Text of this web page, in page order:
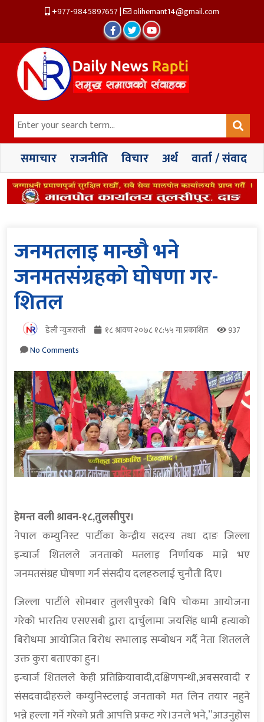
+977-9845897657| olihemant14@gmail.com
समाचार राजनीति विचार अर्थ वार्ता / संवाद
जनमतलाइ मान्छौ भने
जनमतसंग्रहको घोषणा गर-
शितल
डेली न्युजराप्ती १८ श्रावण २०७८ १८:५५ मा प्रकाशित
937
No Comments
हेमन्त वली श्रावन-१८,तुलसीपुर।
नेपाल कम्युनिस्ट पार्टीका केन्द्रीय सदस्य तथा दाङ जिल्ला
इन्चार्ज शितलले जनताको मतलाइ निर्णायक मान्ने भए
जनमतसंग्रह घोषणा गर्न संसदीय दलहरुलाई चुनौती दिए।
जिल्ला पार्टीले सोमबार तुलसीपुरको बिपि चोकमा आयोजना
गरेको भारतिय एसएसबी द्वारा दार्चुलामा जयसिंह धामी हत्याको
बिरोधमा आयोजित बिरोध सभालाइ सम्बोधन गर्दै नेता शितलले
उक्त कुरा बताएका हुन।
इन्चार्ज शितलले केही प्रतिक्रियावादी,दक्षिणपन्थी,अबसरवादी र
संसदवादीहरुले कम्युनिस्टलाई जनताको मत लिन तयार नहुने
भन्ने हल्ला गर्ने गरेको प्रती आपत्ति प्रकट गरे।उनले भने,”आउनुहोस